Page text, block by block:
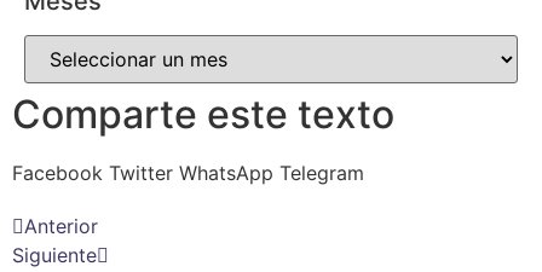
Comparte este texto
Facebook Twitter WhatsApp Telegram
Anterior
Siguiente